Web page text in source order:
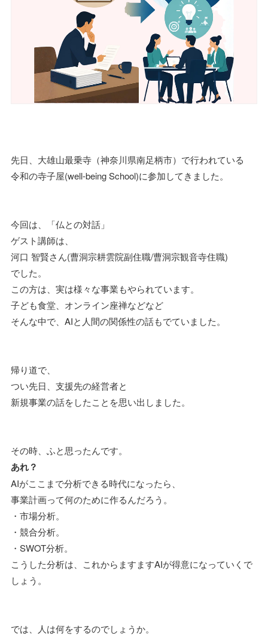
先日、大雄山最乗寺（神奈川県南足柄市）で行われている
令和の寺子屋(well-being School)に参加してきました。
今回は、「仏との対話」
ゲスト講師は、
河口 智賢さん(曹洞宗耕雲院副住職/曹洞宗観音寺住職)
でした。
この方は、実は様々な事業もやられています。
子ども食堂、オンライン座禅などなど
そんな中で、AIと人間の関係性の話もでていました。
帰り道で、
つい先日、支援先の経営者と
新規事業の話をしたことを思い出しました。
その時、ふと思ったんです。
あれ？
AIがここまで分析できる時代になったら、
事業計画って何のために作るんだろう。
・市場分析。
・競合分析。
・SWOT分析。
こうした分析は、これからますますAIが得意になっていくで
しょう。
では、人は何をするのでしょうか。